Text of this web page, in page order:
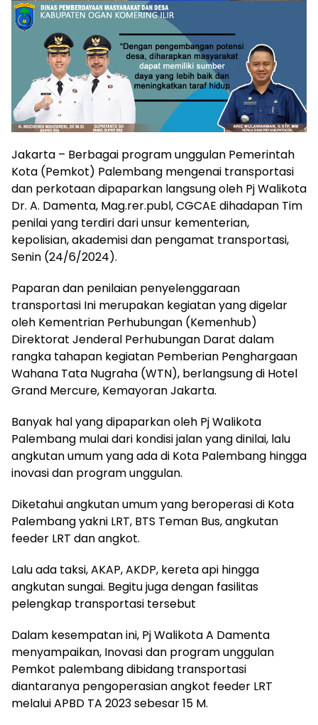
Jakarta – Berbagai program unggulan Pemerintah
Kota (Pemkot) Palembang mengenai transportasi
dan perkotaan dipaparkan langsung oleh Pj Walikota
Dr. A. Damenta, Mag.rer.publ, CGCAE dihadapan Tim
penilai yang terdiri dari unsur kementerian,
kepolisian, akademisi dan pengamat transportasi,
Senin (24/6/2024).
Paparan dan penilaian penyelenggaraan
transportasi Ini merupakan kegiatan yang digelar
oleh Kementrian Perhubungan (Kemenhub)
Direktorat Jenderal Perhubungan Darat dalam
rangka tahapan kegiatan Pemberian Penghargaan
Wahana Tata Nugraha (WTN), berlangsung di Hotel
Grand Mercure, Kemayoran Jakarta.
Banyak hal yang dipaparkan oleh Pj Walikota
Palembang mulai dari kondisi jalan yang dinilai, lalu
angkutan umum yang ada di Kota Palembang hingga
inovasi dan program unggulan.
Diketahui angkutan umum yang beroperasi di Kota
Palembang yakni LRT, BTS Teman Bus, angkutan
feeder LRT dan angkot.
Lalu ada taksi, AKAP, AKDP, kereta api hingga
angkutan sungai. Begitu juga dengan fasilitas
pelengkap transportasi tersebut
Dalam kesempatan ini, Pj Walikota A Damenta
menyampaikan, Inovasi dan program unggulan
Pemkot palembang dibidang transportasi
diantaranya pengoperasian angkot feeder LRT
melalui APBD TA 2023 sebesar 15 M.